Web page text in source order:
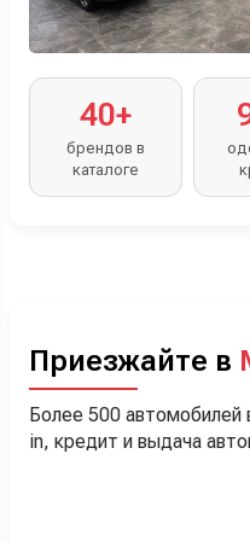
40+
брендов в
каталоге
Приезжайте в
Более 500 автомобилей
in, кредит и выдача